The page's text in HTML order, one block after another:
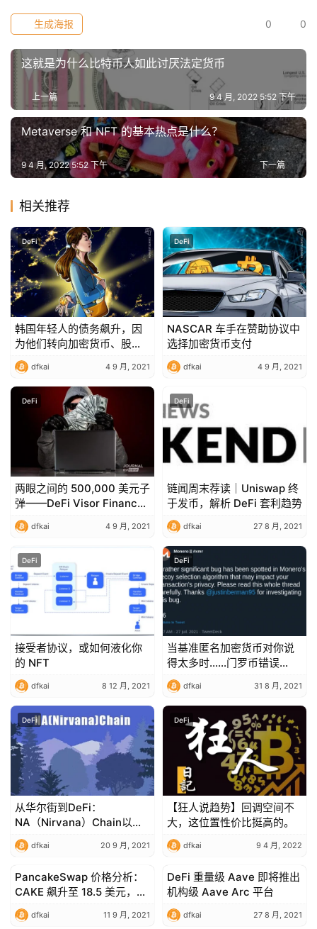
0 0
生成海报
这就是为什么比特币人如此讨厌法定货币
上一篇 9 4 月, 2022 5:52 下午
Metaverse 和 NFT 的基本热点是什么？
下一篇
9 4 月, 2022 5:52 下午
相关推荐
DeFi
韩国年轻人的债务飙升，因
为他们转向加密货币、股票
和房地产
dfkai 4 9 月, 2021
DeFi
NASCAR 车手在赞助协议中
选择加密货币支付
dfkai 4 9 月, 2021
DeFi
两眼之间的 500,000 美元子
弹——DeFi Visor Finance
协议看到了麻烦
dfkai 4 9 月, 2021
DeFi
链闻周末荐读｜Uniswap 终
于发币，解析 DeFi 套利趋势
dfkai 27 8 月, 2021
DeFi
接受者协议，或如何液化你
的 NFT
dfkai 8 12 月, 2021
DeFi
当基准匿名加密货币对你说
得太多时……门罗币错误
（XMR）是混乱的
dfkai 31 8 月, 2021
DeFi
从华尔街到DeFi：
NA（Nirvana）Chain以隐
私保护基础设施隔绝黑暗森
林的蔓延
dfkai 20 9 月, 2021
DeFi
【狂人说趋势】回调空间不
大，这位置性价比挺高的。
dfkai 9 4 月, 2022
DeFi
PancakeSwap 价格分析：
CAKE 飙升至 18.5 美元，紧
随其后的快速逆转？
dfkai 11 9 月, 2021
DeFi
DeFi 重量级 Aave 即将推出
机构级 Aave Arc 平台
dfkai 27 8 月, 2021